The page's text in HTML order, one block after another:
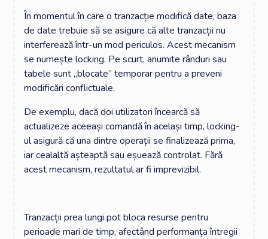
În momentul în care o tranzacție modifică date, baza
de date trebuie să se asigure că alte tranzacții nu
interferează într-un mod periculos. Acest mecanism
se numește locking. Pe scurt, anumite rânduri sau
tabele sunt „blocate” temporar pentru a preveni
modificări conflictuale.
De exemplu, dacă doi utilizatori încearcă să
actualizeze aceeași comandă în același timp, locking-
ul asigură că una dintre operații se finalizează prima,
iar cealaltă așteaptă sau eșuează controlat. Fără
acest mecanism, rezultatul ar fi imprevizibil.
Tranzacții prea lungi pot bloca resurse pentru
perioade mari de timp, afectând performanța întregii